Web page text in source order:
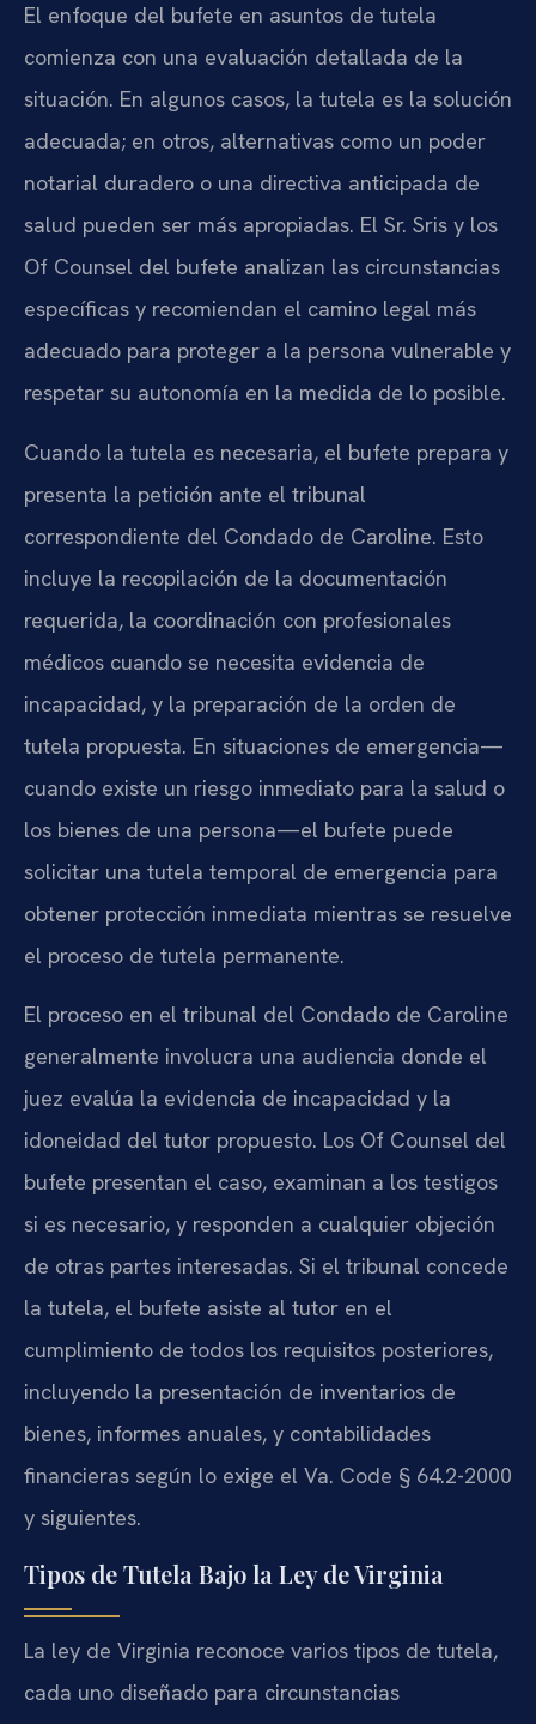
El enfoque del bufete en asuntos de tutela
comienza con una evaluación detallada de la
situación. En algunos casos, la tutela es la solución
adecuada; en otros, alternativas como un poder
notarial duradero o una directiva anticipada de
salud pueden ser más apropiadas. El Sr. Sris y los
Of Counsel del bufete analizan las circunstancias
específicas y recomiendan el camino legal más
adecuado para proteger a la persona vulnerable y
respetar su autonomía en la medida de lo posible.
Cuando la tutela es necesaria, el bufete prepara y
presenta la petición ante el tribunal
correspondiente del Condado de Caroline. Esto
incluye la recopilación de la documentación
requerida, la coordinación con profesionales
médicos cuando se necesita evidencia de
incapacidad, y la preparación de la orden de
tutela propuesta. En situaciones de emergencia—
cuando existe un riesgo inmediato para la salud o
los bienes de una persona—el bufete puede
solicitar una tutela temporal de emergencia para
obtener protección inmediata mientras se resuelve
el proceso de tutela permanente.
El proceso en el tribunal del Condado de Caroline
generalmente involucra una audiencia donde el
juez evalúa la evidencia de incapacidad y la
idoneidad del tutor propuesto. Los Of Counsel del
bufete presentan el caso, examinan a los testigos
si es necesario, y responden a cualquier objeción
de otras partes interesadas. Si el tribunal concede
la tutela, el bufete asiste al tutor en el
cumplimiento de todos los requisitos posteriores,
incluyendo la presentación de inventarios de
bienes, informes anuales, y contabilidades
financieras según lo exige el Va. Code § 64.2-2000
y siguientes.
Tipos de Tutela Bajo la Ley de Virginia
La ley de Virginia reconoce varios tipos de tutela,
cada uno diseñado para circunstancias